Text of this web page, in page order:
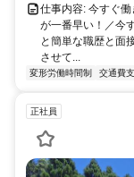
仕事内容: 今すぐ
が一番早い！／今
と簡単な職歴と面
させて...
変形労働時間制 交通費
正社員